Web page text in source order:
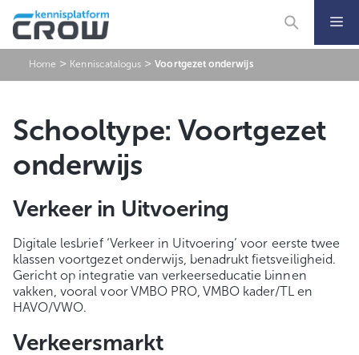
naar
de
Home > Kenniscatalogus >Voortgezet onderwijs
Schooltype: Voortgezet
onderwijs
Verkeer in Uitvoering
Digitale lesbrief ‘Verkeer in Uitvoering’ voor eerste twee
klassen voortgezet onderwijs, benadrukt fietsveiligheid.
Gericht op integratie van verkeerseducatie binnen
vakken, vooral voor VMBO PRO, VMBO kader/TL en
HAVO/VWO.
Verkeersmarkt